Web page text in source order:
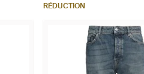
RÉDUCTION